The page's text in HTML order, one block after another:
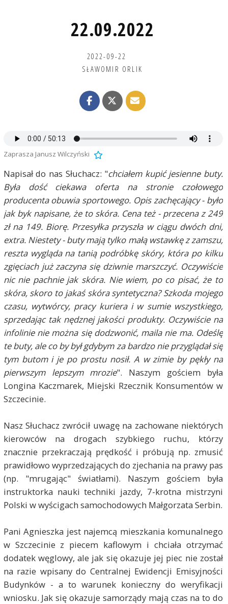
22.09.2022
2022-09-22
SŁAWOMIR ORLIK
Zaprasza Janusz Wilczyński
Napisał do nas Słuchacz: "chciałem kupić jesienne buty.
Była dość ciekawa oferta na stronie czołowego
producenta obuwia sportowego. Opis zachęcający - było
jak byk napisane, że to skóra. Cena też - przecena z 249
zł na 149. Biorę. Przesyłka przyszła w ciągu dwóch dni,
extra. Niestety - buty mają tylko małą wstawkę z zamszu,
reszta wygląda na tanią podróbkę skóry, która po kilku
zgięciach już zaczyna się dziwnie marszczyć. Oczywiście
nic nie pachnie jak skóra. Nie wiem, po co pisać, że to
skóra, skoro to jakaś skóra syntetyczna? Szkoda mojego
czasu, wytwórcy, pracy kuriera i w sumie wszystkiego,
sprzedając tak nędznej jakości produkty. Oczywiście na
infolinie nie można się dodzwonić, maila nie ma. Odeślę
te buty, ale co by był gdybym za bardzo nie przyglądał się
tym butom i je po prostu nosił. A w zimie by pękły na
pierwszym lepszym mrozie". Naszym gościem była
Longina Kaczmarek, Miejski Rzecznik Konsumentów w
Szczecinie.
Nasz Słuchacz zwrócił uwagę na zachowane niektórych
kierowców na drogach szybkiego ruchu, którzy
znacznie przekraczają prędkość i próbują np. zmusić
prawidłowo wyprzedzających do zjechania na prawy pas
(np. "mrugając" światłami). Naszym gościem była
instruktorka nauki techniki jazdy, 7-krotna mistrzyni
Polski w wyścigach samochodowych Małgorzata Serbin.
Pani Agnieszka jest najemcą mieszkania komunalnego
w Szczecinie z piecem kaflowym i chciała otrzymać
dodatek węglowy, ale jak się okazuje jej piec nie został
na razie wpisany do Centralnej Ewidencji Emisyjności
Budynków - a to warunek konieczny do weryfikacji
wniosku. Jak się okazuje samorządy mają czas na to do